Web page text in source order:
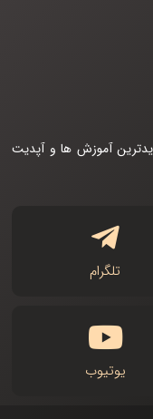
آموزش ها و آپدیت
تلگرام
یوتیوب